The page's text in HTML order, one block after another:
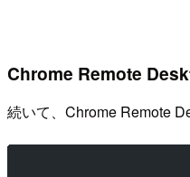
Chrome Remote
続いて、Chrome Remote